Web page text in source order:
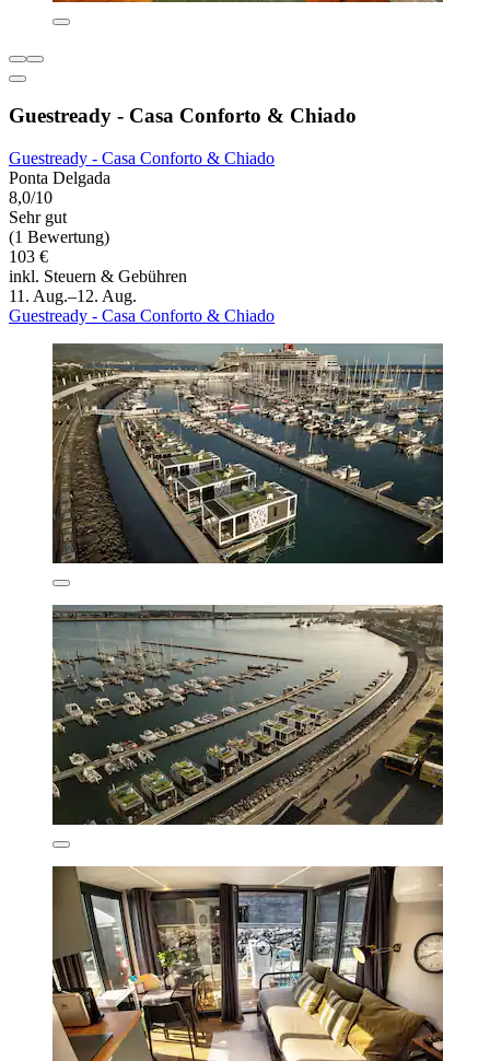
Guestready - Casa Conforto & Chiado
Guestready - Casa Conforto & Chiado
Ponta Delgada
8,0/10
Sehr gut
(1 Bewertung)
103 €
inkl. Steuern & Gebühren
11. Aug.–12. Aug.
Guestready - Casa Conforto & Chiado